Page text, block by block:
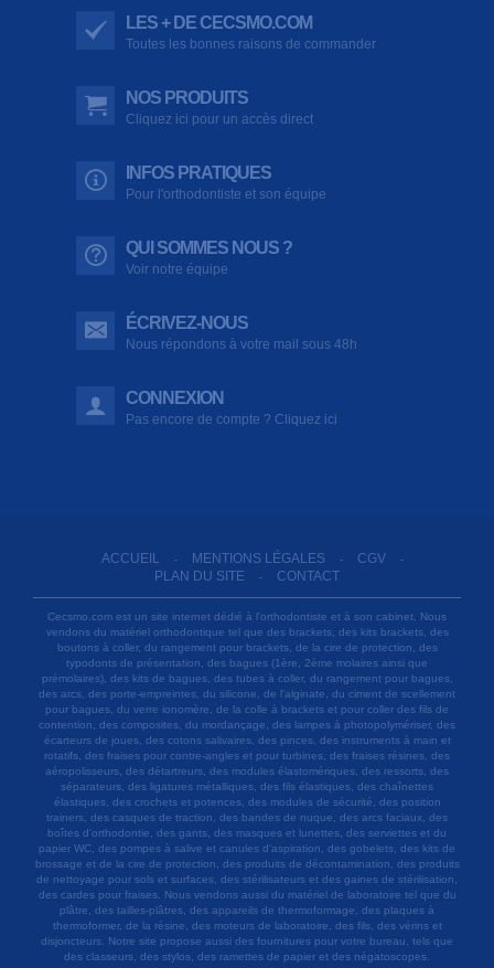
LES + DE CECSMO.COM
Toutes les bonnes raisons de commander
NOS PRODUITS
Cliquez ici pour un accès direct
INFOS PRATIQUES
Pour l'orthodontiste et son équipe
QUI SOMMES NOUS ?
Voir notre équipe
ÉCRIVEZ-NOUS
Nous répondons à votre mail sous 48h
CONNEXION
Pas encore de compte ? Cliquez ici
ACCUEIL - MENTIONS LÉGALES - CGV -
PLAN DU SITE - CONTACT
Cecsmo.com est un site internet dédié à l'orthodontiste et à son cabinet. Nous
vendons du matériel orthodontique tel que des brackets, des kits brackets, des
boutons à coller, du rangement pour brackets, de la cire de protection, des
typodonts de présentation, des bagues (1ère, 2ème molaires ainsi que
prémolaires), des kits de bagues, des tubes à coller, du rangement pour bagues,
des arcs, des porte-empreintes, du silicone, de l'alginate, du ciment de scellement
pour bagues, du verre ionomère, de la colle à brackets et pour coller des fils de
contention, des composites, du mordançage, des lampes à photopolymériser, des
écarteurs de joues, des cotons salivaires, des pinces, des instruments à main et
rotatifs, des fraises pour contre-angles et pour turbines, des fraises résines, des
aéropolisseurs, des détartreurs, des modules élastomériques, des ressorts, des
séparateurs, des ligatures métalliques, des fils élastiques, des chaînettes
élastiques, des crochets et potences, des modules de sécurité, des position
trainers, des casques de traction, des bandes de nuque, des arcs faciaux, des
boîtes d'orthodontie, des gants, des masques et lunettes, des serviettes et du
papier WC, des pompes à salive et canules d'aspiration, des gobelets, des kits de
brossage et de la cire de protection, des produits de décontamination, des produits
de nettoyage pour sols et surfaces, des stérilisateurs et des gaines de stérilisation,
des cardes pour fraises. Nous vendons aussi du matériel de laboratoire tel que du
plâtre, des tailles-plâtres, des appareils de thermoformage, des plaques à
thermoformer, de la résine, des moteurs de laboratoire, des fils, des vérins et
disjoncteurs. Notre site propose aussi des fournitures pour votre bureau, tels que
des classeurs, des stylos, des ramettes de papier et des négatoscopes.